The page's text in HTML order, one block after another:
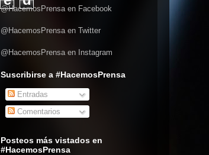
@HacemosPrensa en Facebook
@HacemosPrensa en Twitter
@HacemosPrensa en Instagram
Suscribirse a #HacemosPrensa
Entradas
Comentarios
Posteos más vistados en
#HacemosPrensa